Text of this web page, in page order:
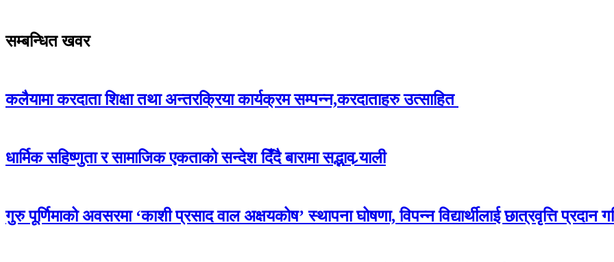
सम्बन्धित खवर
कलैयामा करदाता शिक्षा तथा अन्तरक्रिया कार्यक्रम सम्पन्न,करदाताहरु उत्साहित
धार्मिक सहिष्णुता र सामाजिक एकताको सन्देश दिँदै बारामा सद्भाव र्‍याली
गुरु पूर्णिमाको अवसरमा ‘काशी प्रसाद वाल अक्षयकोष’ स्थापना घोषणा, विपन्न विद्यार्थीलाई छात्रवृत्ति प्रदान